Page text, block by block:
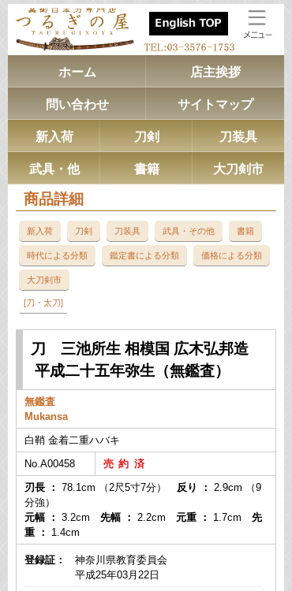
ホーム 店主挨拶
問い合わせ サイトマップ
新入荷 刀剣 刀装具
武具・他 書籍 大刀剣市
商品詳細
新入荷 刀剣 刀装具 武具・その他 書籍
時代による分類 鑑定書による分類 価格による分類
大刀剣市
刀・太刀
刀 三池所生 相模国 広木弘邦造
平成二十五年弥生（無鑑査）
無鑑査
Mukansa
白鞘 金着二重ハバキ
No.A00458
刃長 ： 78.1cm （2尺5寸7分） 反り ： 2.9cm （9
分強）
元幅 ： 3.2cm 先幅 ： 2.2cm 元重 ： 1.7cm 先
重 ：
1.4cm
登録証：
神奈川県教育委員会
平成25年03月22日